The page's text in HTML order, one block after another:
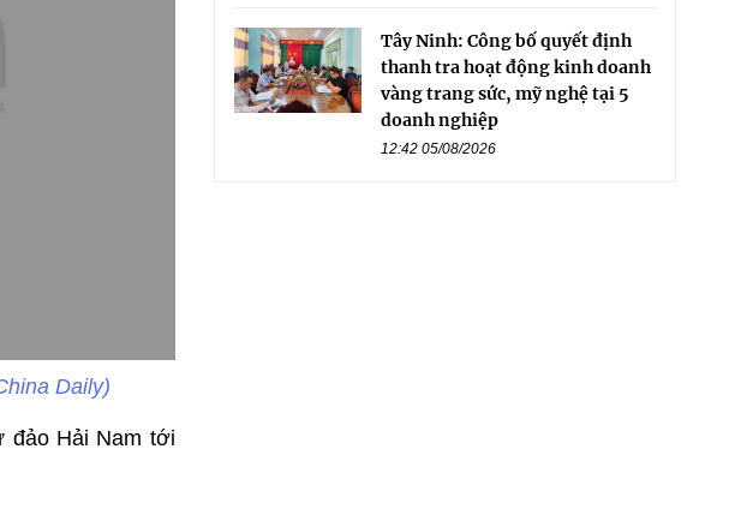
Daily)
đảo Hải Nam tới
Tây Ninh: Công bố quyết định
thanh tra hoạt động kinh doanh
vàng trang sức, mỹ nghệ tại 5
doanh nghiệp
12:42 05/08/2026